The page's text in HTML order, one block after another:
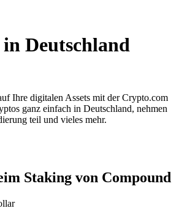
Deutschland
Ihre digitalen Assets mit der Crypto.com
ganz einfach in Deutschland, nehmen
teil und vieles mehr.
Staking von Compound